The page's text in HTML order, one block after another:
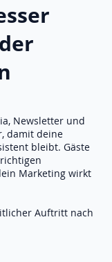
Newsletter und
damit deine
bleibt. Gäste
Marketing wirkt
Auftritt nach